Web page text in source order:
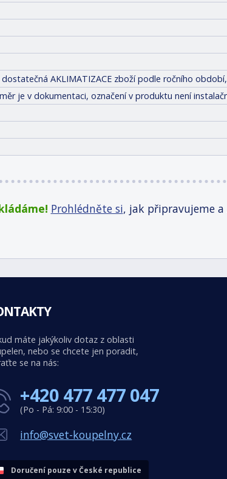
AKLIMATIZACE zboží podle ročního
je v dokumentaci, označení v produktu není
Prohlédněte si, jak připravujeme
máte jakýkoliv dotaz z oblasti
nebo se chcete jen poradit,
se na nás:
+420 477 477 047
(Po - Pá: 9:00 - 15:30)
info@svet-koupelny.cz
Doručení pouze v České republice